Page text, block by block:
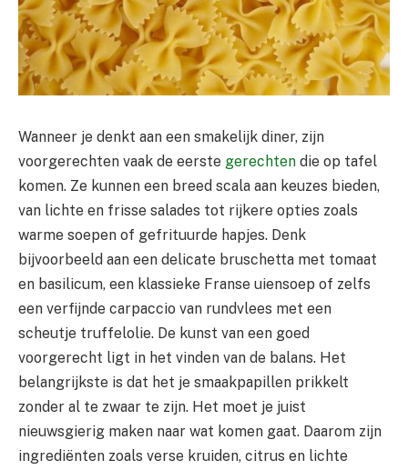
Wanneer je denkt aan een smakelijk diner, zijn
voorgerechten vaak de eerste gerechten die op tafel
komen. Ze kunnen een breed scala aan keuzes bieden,
van lichte en frisse salades tot rijkere opties zoals
warme soepen of gefrituurde hapjes. Denk
bijvoorbeeld aan een delicate bruschetta met tomaat
en basilicum, een klassieke Franse uiensoep of zelfs
een verfijnde carpaccio van rundvlees met een
scheutje truffelolie. De kunst van een goed
voorgerecht ligt in het vinden van de balans. Het
belangrijkste is dat het je smaakpapillen prikkelt
zonder al te zwaar te zijn. Het moet je juist
nieuwsgierig maken naar wat komen gaat. Daarom zijn
ingrediënten zoals verse kruiden, citrus en lichte